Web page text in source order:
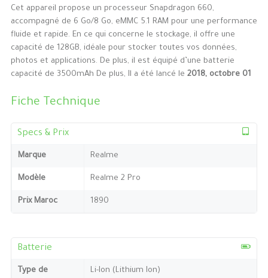
Cet appareil propose un processeur Snapdragon 660,
accompagné de 6 Go/8 Go, eMMC 5.1 RAM pour une performance
fluide et rapide. En ce qui concerne le stockage, il offre une
capacité de 128GB, idéale pour stocker toutes vos données,
photos et applications. De plus, il est équipé d’une batterie
capacité de 3500mAh De plus, Il a été lancé le 2018, octobre 01
Fiche Technique
Specs & Prix
Marque Realme
Modèle Realme 2 Pro
Prix Maroc 1890
Batterie
Type de
Li-Ion (Lithium Ion)